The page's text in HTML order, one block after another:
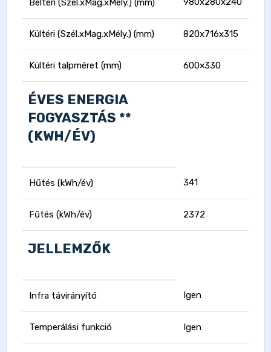
Beltéri (Szél.xMag.xMély.) (mm)
Kültéri (Szél.xMag.xMély.) (mm) 820x716x315
Kültéri talpméret (mm) 600×330
ÉVES ENERGIA
FOGYASZTÁS **
(KWH/ÉV)
Hűtés (kWh/év) 341
Fűtés (kWh/év) 2372
JELLEMZŐK
Infra távirányító Igen
Temperálási funkció Igen